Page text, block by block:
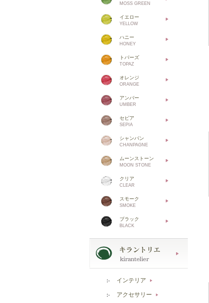
MOSS GREEN
イエロー
YELLOW
ハニー
HONEY
トパーズ
TOPAZ
オレンジ
ORANGE
アンバー
UMBER
セピア
SEPIA
シャンパン
CHANPAGNE
ムーンストーン
MOON STONE
クリア
CLEAR
スモーク
SMOKE
ブラック
BLACK
インテリア ▶
アクセサリー ▶